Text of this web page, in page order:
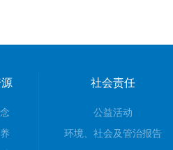
社会责任
公益活动
环境、社会及管治报告